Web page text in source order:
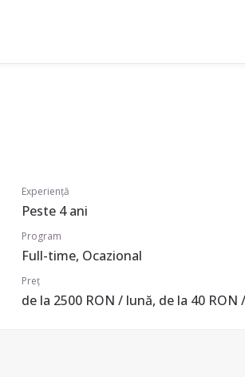
Experiență
Peste 4 ani
Program
Full-time, Ocazional
Preț
de la 2500 RON / lună, de la 40 RON